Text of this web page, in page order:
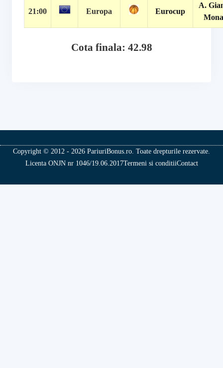
21:00 Europa Eurocup
A.
Cota finala: 42.98
Copyright © 2012 - 2026 PariuriBonus.ro. Toate drepturile rezervate.
Licenta ONJN nr 1046/19.06.2017Termeni si conditiiContact